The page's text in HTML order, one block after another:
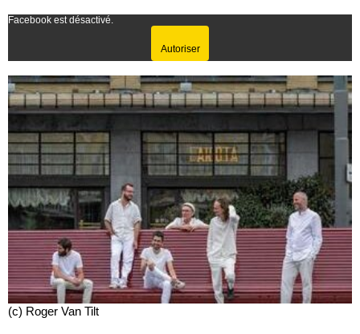
Facebook est désactivé.
Autoriser
(c) Roger Van Tilt